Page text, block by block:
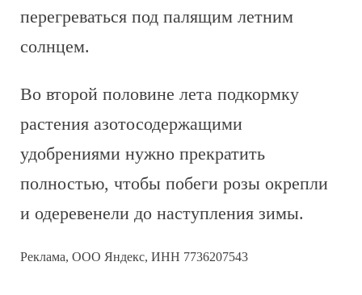
перегреваться под палящим летним
солнцем.
Во второй половине лета подкормку
растения азотосодержащими
удобрениями нужно прекратить
полностью, чтобы побеги розы окрепли
и одеревенели до наступления зимы.
Реклама, ООО Яндекс, ИНН 7736207543